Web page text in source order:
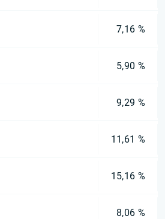
7,16 %
5,90 %
9,29 %
11,61 %
15,16 %
8,06 %